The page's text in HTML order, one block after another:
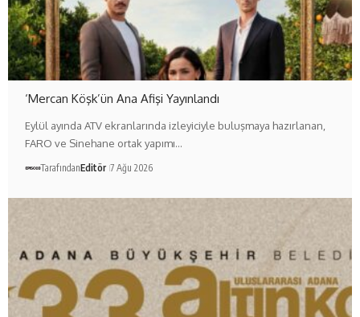
‘Mercan Köşk’ün Ana Afişi Yayınlandı
Eylül ayında ATV ekranlarında izleyiciyle buluşmaya hazırlanan,
FARO ve Sinehane ortak yapımı…
TarafındanEditör 7 Ağu 2026